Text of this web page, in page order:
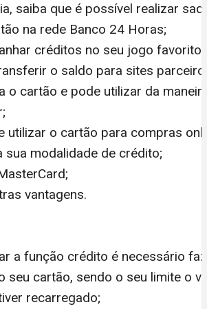
saiba que é possível realizar
na rede Banco 24 Horas;
créditos no seu jogo favorito
o saldo para sites
o cartão e pode utilizar da
utilizar o cartão para compras
sua modalidade de crédito;
vantagens.
a função crédito é necessário
seu cartão, sendo o seu limite o
recarregado;